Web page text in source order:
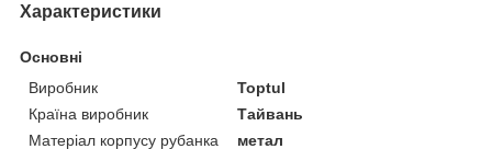
Характеристики
Основні
Виробник
Toptul
Країна виробник
Тайвань
Матеріал корпусу рубанка
метал